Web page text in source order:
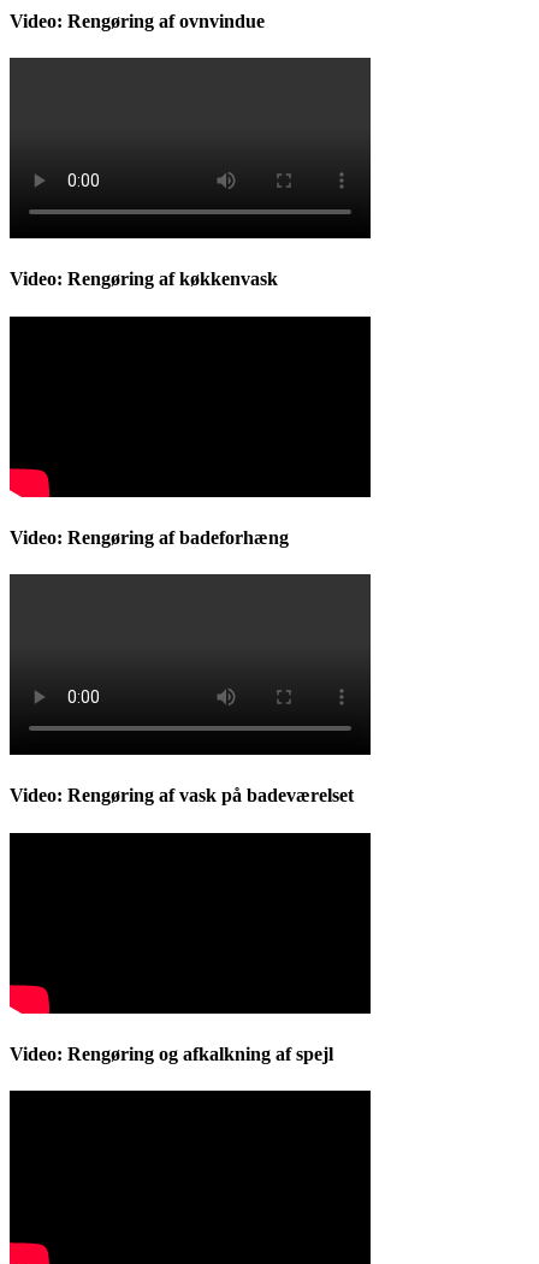
Video: Rengøring af ovnvindue
Video: Rengøring af køkkenvask
Video: Rengøring af badeforhæng
Video: Rengøring af vask på badeværelset
Video: Rengøring og afkalkning af spejl